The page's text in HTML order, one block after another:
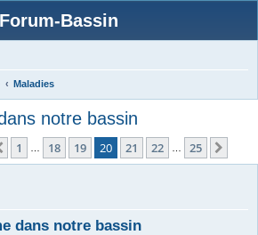
Forum-Bassin
Maladies
notre bassin
20 sur 25
Précédente
1 18 19 20 21 22 25
dans notre bassin